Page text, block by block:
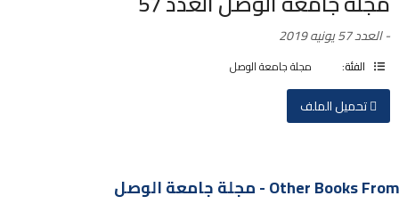
- العدد 57 يونيه 2019
الفئة: مجلة جامعة الوصل
تحميل الملف
Other Books From - مجلة جامعة الوصل